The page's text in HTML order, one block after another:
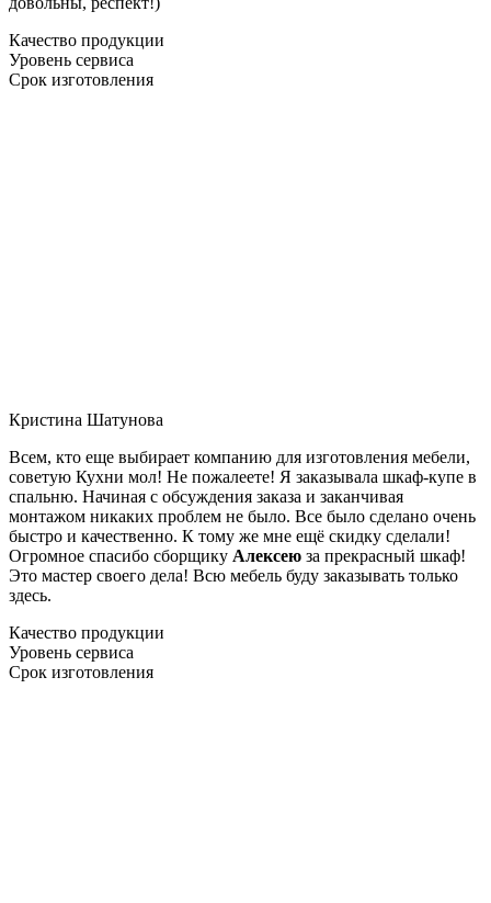
Качество продукции
Уровень сервиса
Срок изготовления
Кристина Шатунова
Всем, кто еще выбирает компанию для изготовления мебели,
советую Кухни мол! Не пожалеете! Я заказывала шкаф-купе в
спальню. Начиная с обсуждения заказа и заканчивая
монтажом никаких проблем не было. Все было сделано очень
быстро и качественно. К тому же мне ещё скидку сделали!
Огромное спасибо сборщику Алексею за прекрасный шкаф!
Это мастер своего дела! Всю мебель буду заказывать только
здесь.
Качество продукции
Уровень сервиса
Срок изготовления